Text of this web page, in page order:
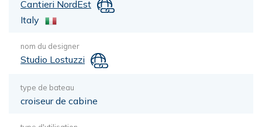
Cantieri NordEst
Italy
nom du designer
Studio Lostuzzi
type de bateau
croiseur de cabine